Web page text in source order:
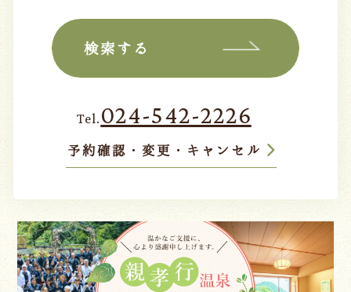
検索する
Tel. 024-542-2226
予約確認・変更・キャンセル